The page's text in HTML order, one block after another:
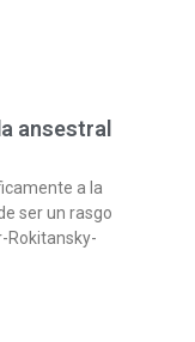
ansestral
ser un rasgo
Rokitansky-